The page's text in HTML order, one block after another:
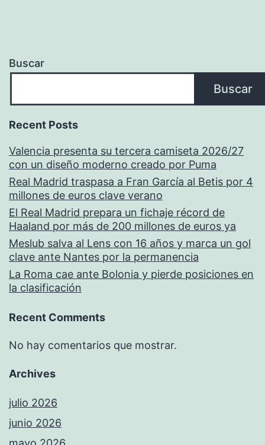
Buscar
Buscar
Recent Posts
Valencia presenta su tercera camiseta 2026/27
con un diseño moderno creado por Puma
Real Madrid traspasa a Fran García al Betis por 4
millones de euros clave verano
El Real Madrid prepara un fichaje récord de
Haaland por más de 200 millones de euros ya
Meslub salva al Lens con 16 años y marca un gol
clave ante Nantes por la permanencia
La Roma cae ante Bolonia y pierde posiciones en
la clasificación
Recent Comments
No hay comentarios que mostrar.
Archives
julio 2026
junio 2026